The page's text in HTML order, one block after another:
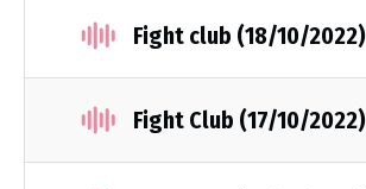
Fight club (18/10/2022)
Fight Club (17/10/2022)